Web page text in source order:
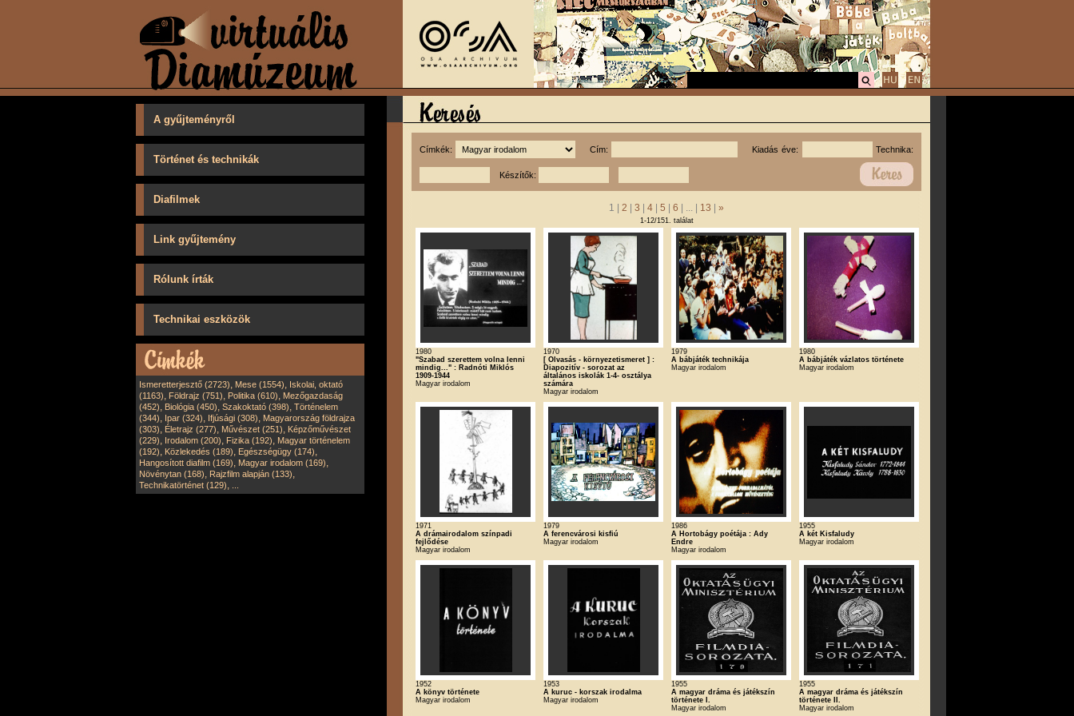
A gyűjteményről
Történet és technikák
Diafilmek
Link gyűjtemény
Rólunk írták
Technikai eszközök
Ismeretterjesztő (2723), Mese (1554), Iskolai, oktató
(1163), Földrajz (751), Politika (610), Mezőgazdaság
(452), Biológia (450), Szakoktató (398), Történelem
(344), Ipar (324), Ifjúsági (308), Magyarország földrajza
(303), Életrajz (277), Művészet (251), Képzőművészet
(229), Irodalom (200), Fizika (192), Magyar történelem
(192), Közlekedés (189), Egészségügy (174),
Hangosított diafilm (169), Magyar irodalom (169),
Növénytan (168), Rajzfilm alapján (133),
Technikatörténet (129),
Címkék: Cím: Kiadás éve: Technika:
Készítők:
1 | 2 | 3 | 4 | 5 | 6 | ... | 13 | »
1-12/151. találat
1980
"Szabad szerettem volna lenni
mindig..." : Radnóti Miklós
1909-1944
Magyar irodalom
1970
[ Olvasás - környezetismeret ] :
Diapozitív - sorozat az
általános iskolák 1-4- osztálya
számára
Magyar irodalom
1979
A bábjáték technikája
Magyar irodalom
1980
A bábjáték vázlatos története
Magyar irodalom
1971
A drámairodalom színpadi
fejlődése
Magyar irodalom
1979
A ferencvárosi kisfiú
Magyar irodalom
1986
A Hortobágy poétája : Ady
Endre
Magyar irodalom
1955
A két Kisfaludy
Magyar irodalom
1952
A könyv története
Magyar irodalom
1953
A kuruc - korszak irodalma
Magyar irodalom
1955
A magyar dráma és játékszín
története I.
Magyar irodalom
1955
A magyar dráma és játékszín
története II.
Magyar irodalom